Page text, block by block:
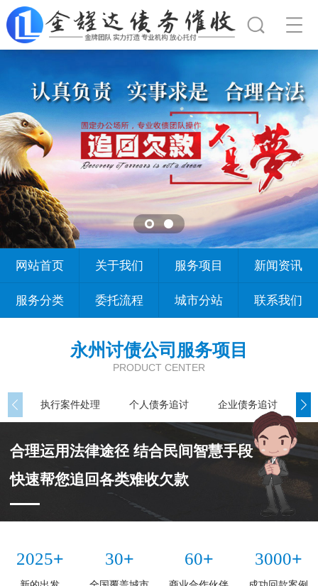
网站首页 关于我们 服务项目 新闻资讯
服务分类 委托流程 城市分站 联系我们
永州讨债公司服务项目
PRODUCT CENTER
执行案件处理 个人债务追讨 企业债务追讨
合理运用法律途径 结合民间智慧手段
快速帮您追回各类难收欠款
2025+ 30+ 60+ 3000+